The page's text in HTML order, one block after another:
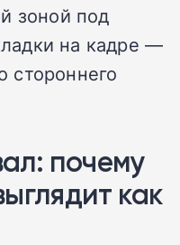
зоной под
на кадре —
стороннего
почему
как